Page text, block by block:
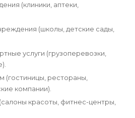
(клиники, аптеки,
(школы, детские сады,
услуги (грузоперевозки,
(гостиницы, рестораны,
компании).
красоты, фитнес-центры,